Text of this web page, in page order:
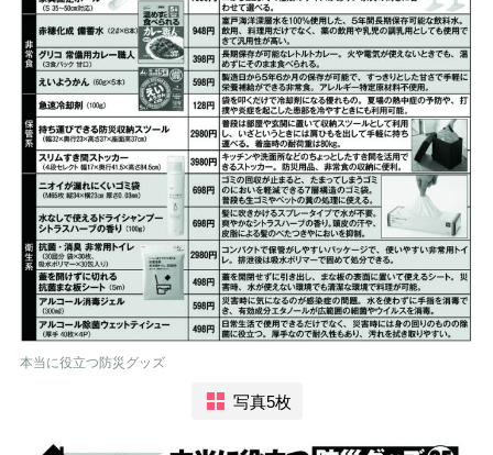
本当に役立つ防災グッズ
写真5枚